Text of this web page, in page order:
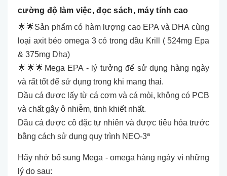
cường độ làm việc, đọc sách, máy tính cao
🌟🌟Sản phẩm có hàm lượng cao EPA và DHA cùng
loại axit béo omega 3 có trong dầu Krill ( 524mg Epa
& 375mg Dha)
🌟🌟🌟Mega EPA - lý tưởng để sử dụng hàng ngày
và rất tốt để sử dụng trong khi mang thai.
Dầu cá được lấy từ cá cơm và cá mòi, không có PCB
và chất gây ô nhiễm, tinh khiết nhất.
Dầu cá được cô đặc tự nhiên và được tiêu hóa trước
bằng cách sử dụng quy trình NEO-3ª
Hãy nhớ bổ sung Mega - omega hàng ngày vì những
lý do sau: